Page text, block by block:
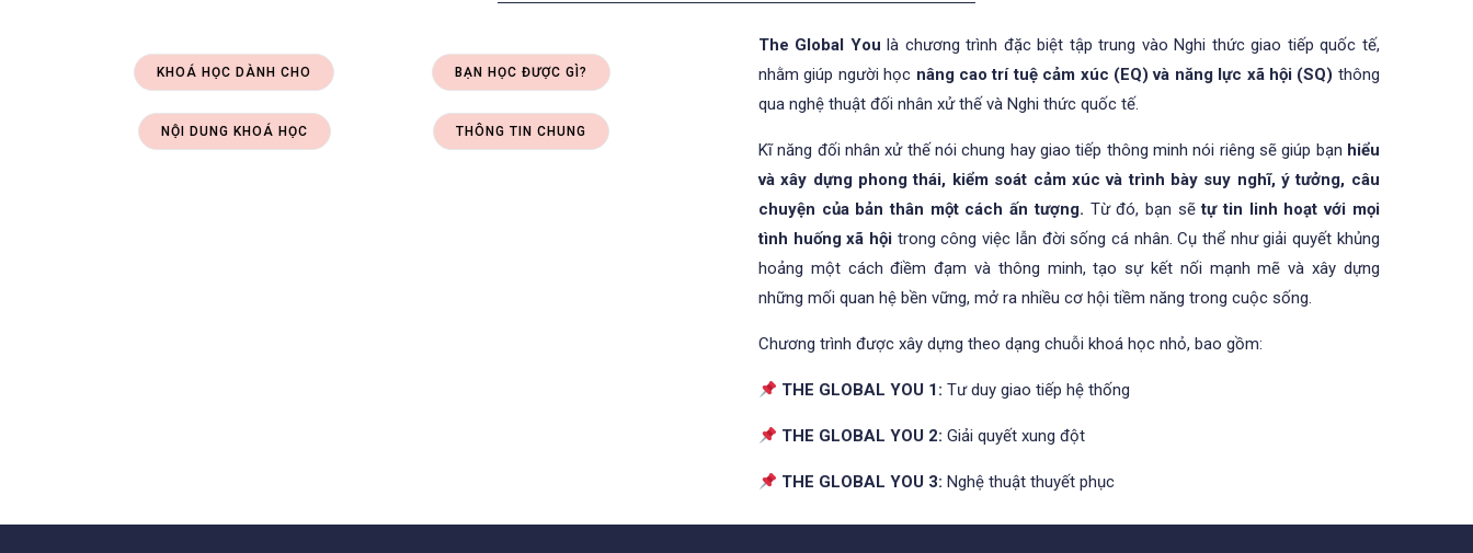
KHOÁ HỌC DÀNH CHO
NỘI DUNG KHOÁ HỌC
BẠN HỌC ĐƯỢC GÌ?
THÔNG TIN CHUNG
The Global You là chương trình đặc biệt tập trung vào Nghi thức giao tiếp quốc tế,
nhằm giúp người học nâng cao trí tuệ cảm xúc (EQ) và năng lực xã hội (SQ) thông
qua nghệ thuật đối nhân xử thế và Nghi thức quốc tế.
Kĩ năng đối nhân xử thế nói chung hay giao tiếp thông minh nói riêng sẽ giúp bạn hiểu
và xây dựng phong thái, kiểm soát cảm xúc và trình bày suy nghĩ, ý tưởng, câu
chuyện của bản thân một cách ấn tượng. Từ đó, bạn sẽtự tin linh hoạt với mọi
tình huống xã hội trong công việc lẫn đời sống cá nhân. Cụ thể như giải quyết khủng
hoảng một cách điềm đạm và thông minh, tạo sự kết nối mạnh mẽ và xây dựng
những mối quan hệ bền vững, mở ra nhiều cơ hội tiềm năng trong cuộc sống.
Chương trình được xây dựng theo dạng chuỗi khoá học nhỏ, bao gồm:
THE GLOBAL YOU 1:Tư duy giao tiếp hệ thống
THE GLOBAL YOU 2:Giải quyết xung đột
THE GLOBAL YOU 3:Nghệ thuật thuyết phục